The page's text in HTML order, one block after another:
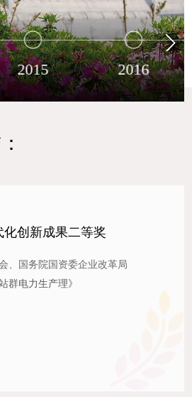
2015 2016
化创新成果二等奖
、国务院国资委企业改革局
群电力生产理》